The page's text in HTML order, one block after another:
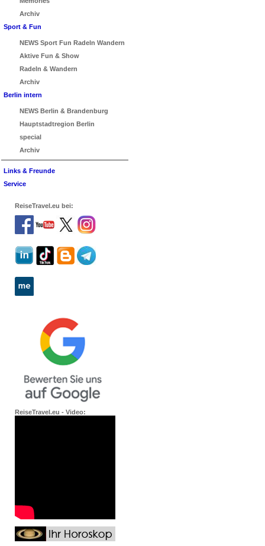
Archiv
Sport & Fun
NEWS Sport Fun Radeln Wandern
Aktive Fun & Show
Radeln & Wandern
Archiv
Berlin intern
NEWS Berlin & Brandenburg
Hauptstadtregion Berlin
special
Archiv
Links & Freunde
Service
ReiseTravel.eu bei:
ReiseTravel.eu - Video: